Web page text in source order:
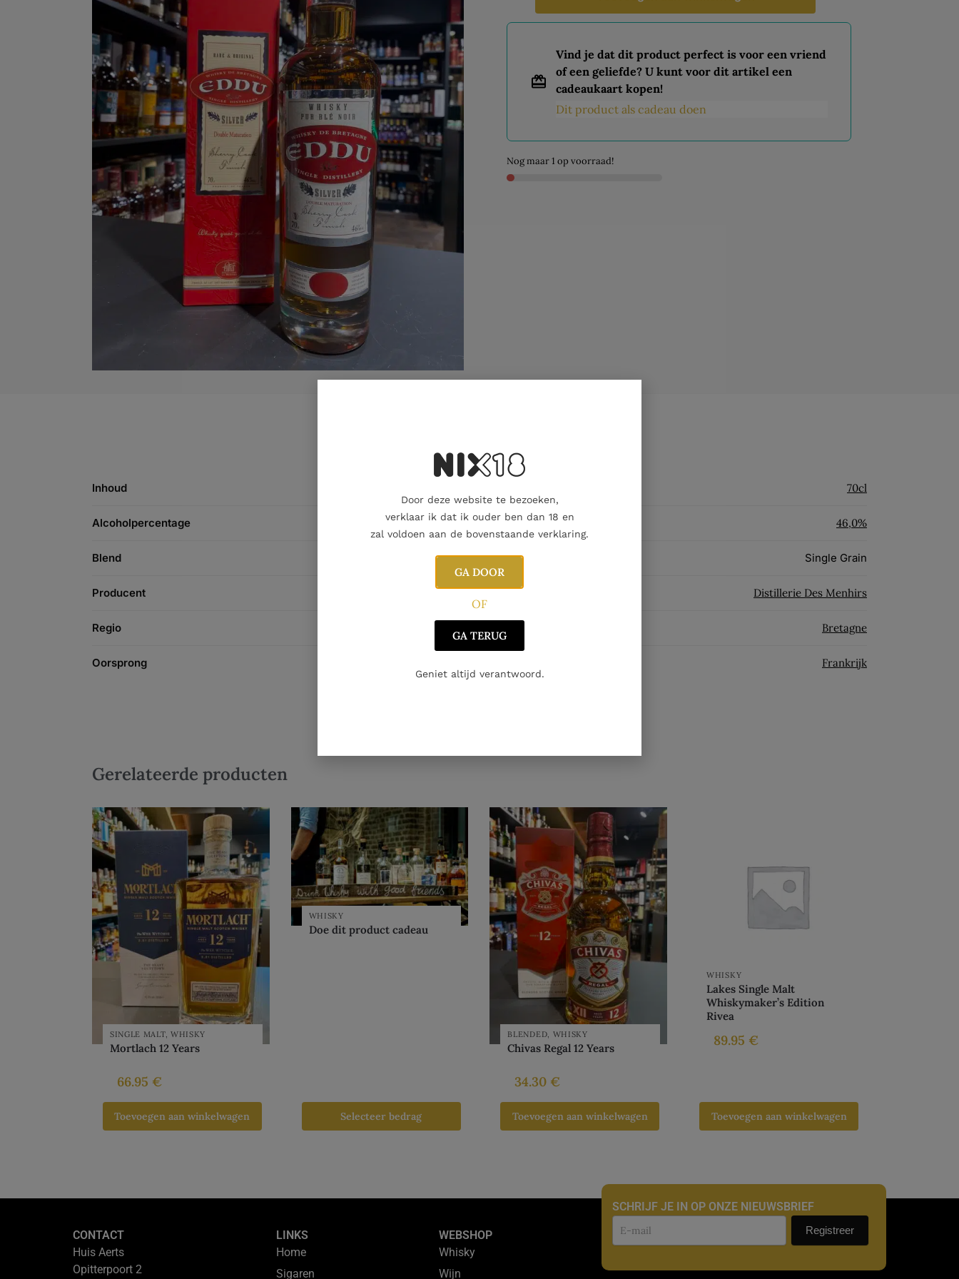
Vind je dat dit product perfect is voor een vriend
of een geliefde? U kunt voor dit artikel een
cadeaukaart kopen!
Dit product als cadeau doen
Nog maar 1 op voorraad!
Inhoud 70cl
Alcoholpercentage 46,0%
Blend Single Grain
Producent Distillerie Des Menhirs
Regio Bretagne
Oorsprong Frankrijk
Gerelateerde producten
SINGLE MALT, WHISKY
Mortlach 12 Years
66.95 €
Toevoegen aan winkelwagen
WHISKY
Doe dit product cadeau
Selecteer bedrag
BLENDED WHISKY
Chivas Regal 12 Years
34.30 €
Toevoegen aan winkelwagen
WHISKY
Lakes Single Malt
Whiskymaker’s Edition
Rivea
89.95 €
Toevoegen aan winkelwagen
CONTACT
Huis Aerts
Opitterpoort 2
LINKS
Home
Sigaren
WEBSHOP
Whisky
Wijn
SCHRIJF JE IN OP ONZE NIEUWSBRIEF
Nieuwsbrief Registreer
Door deze website te bezoeken,
verklaar ik dat ik ouder ben dan 18 en
zal voldoen aan de bovenstaande verklaring.
GA DOOR
OF
GA TERUG
Geniet altijd verantwoord.